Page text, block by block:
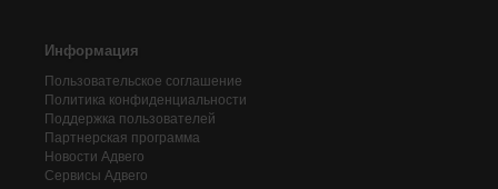
Информация
Пользовательское соглашение
Политика конфиденциальности
Поддержка пользователей
Партнерская программа
Новости Адвего
Сервисы Адвего